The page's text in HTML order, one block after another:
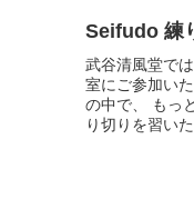
Seifudo 練
武谷清風堂で
室にご参加い
の中で、 もっ
り切りを習い